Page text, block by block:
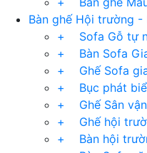
Bàn ghế Hội trường -
+ Sofa Gỗ tự
+ Bàn Sofa
+ Ghế Sofa
+ Bục phát
+ Ghế Sân
+ Ghế hội
+ Bàn hội